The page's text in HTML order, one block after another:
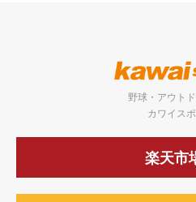
野球・アウト
カワイス
楽天市